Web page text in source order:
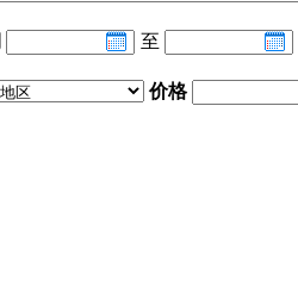
至
价格